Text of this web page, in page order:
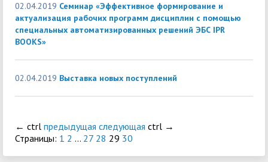
02.04.2019 Семинар «Эффективное формирование и
актуализация рабочих программ дисциплин с помощью
специальных автоматизированных решений ЭБС IPR
BOOKS»
02.04.2019 Выставка новых поступлений
← ctrl предыдущая следующая ctrl →
Страницы: 1 2 ... 27 28 29 30